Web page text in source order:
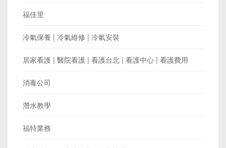
福佳里
冷氣保養 | 冷氣維修 | 冷氣安裝
居家看護 | 醫院看護 | 看護台北 | 看護中心 | 看護費用
消毒公司
潛水教學
福特業務